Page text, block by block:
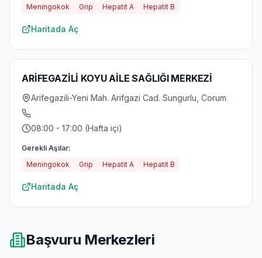
Meningokok
Grip Hepatit A Hepatit B
Haritada Aç
ARİFEGAZİLİ KOYU AİLE SAĞLIĞI MERKEZİ
Arifegazili-Yeni Mah. Arifgazi Cad. Sungurlu, Corum
08:00 - 17:00 (Hafta içi)
Gerekli Aşılar:
Meningokok
Grip Hepatit A Hepatit B
Haritada Aç
Başvuru Merkezleri